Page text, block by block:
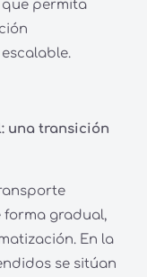
que permita
una transición
forma gradual,
En la
se sitúan